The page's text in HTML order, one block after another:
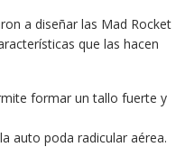
a diseñar las Mad Rocket
que las hacen
formar un tallo fuerte y
auto poda radicular aérea.